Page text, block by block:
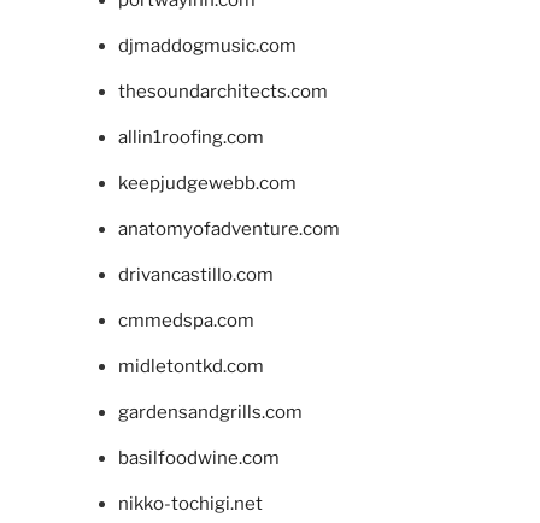
djmaddogmusic.com
thesoundarchitects.com
allin1roofing.com
keepjudgewebb.com
anatomyofadventure.com
drivancastillo.com
cmmedspa.com
midletontkd.com
gardensandgrills.com
basilfoodwine.com
nikko-tochigi.net